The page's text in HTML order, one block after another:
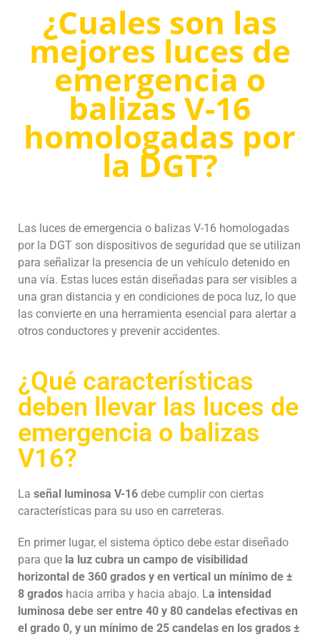
¿Cuales son las
mejores luces de
emergencia o
balizas V-16
homologadas por
la DGT?
Las luces de emergencia o balizas V-16 homologadas
por la DGT son dispositivos de seguridad que se utilizan
para señalizar la presencia de un vehículo detenido en
una vía. Estas luces están diseñadas para ser visibles a
una gran distancia y en condiciones de poca luz, lo que
las convierte en una herramienta esencial para alertar a
otros conductores y prevenir accidentes.
¿Qué características
deben llevar las luces de
emergencia o balizas
V16?
La señal luminosa V-16 debe cumplir con ciertas
características para su uso en carreteras.
En primer lugar, el sistema óptico debe estar diseñado
para que la luz cubra un campo de visibilidad
horizontal de 360 grados y en vertical un mínimo de ±
8 grados hacia arriba y hacia abajo. La intensidad
luminosa debe ser entre 40 y 80 candelas efectivas en
el grado 0, y un mínimo de 25 candelas en los grados ±